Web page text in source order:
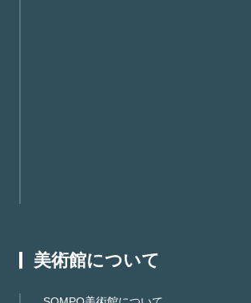
美術館について